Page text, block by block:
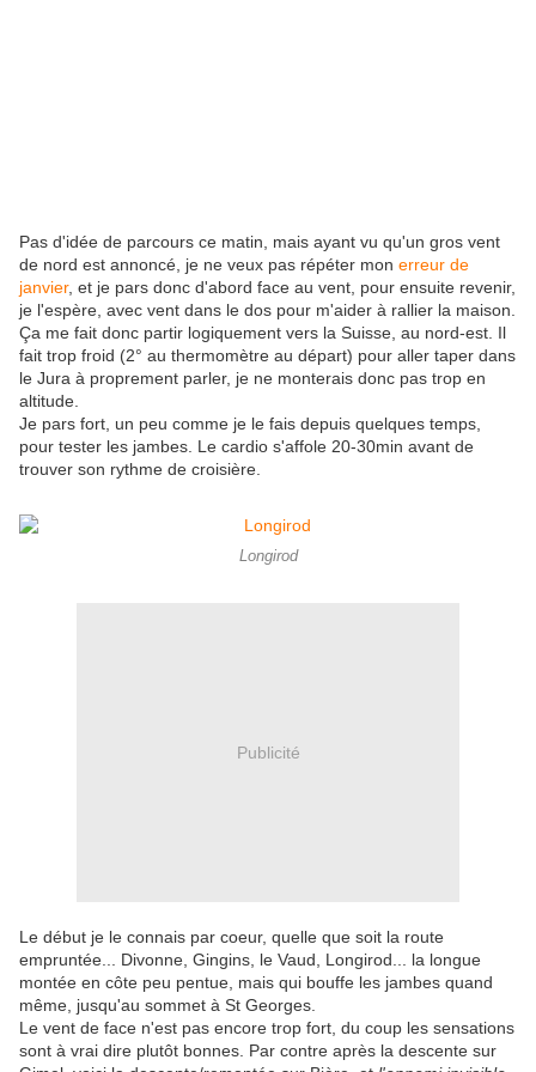
Pas d'idée de parcours ce matin, mais ayant vu qu'un gros vent
de nord est annoncé, je ne veux pas répéter mon erreur de
janvier, et je pars donc d'abord face au vent, pour ensuite revenir,
je l'espère, avec vent dans le dos pour m'aider à rallier la maison.
Ça me fait donc partir logiquement vers la Suisse, au nord-est. Il
fait trop froid (2° au thermomètre au départ) pour aller taper dans
le Jura à proprement parler, je ne monterais donc pas trop en
altitude.
Je pars fort, un peu comme je le fais depuis quelques temps,
pour tester les jambes. Le cardio s'affole 20-30min avant de
trouver son rythme de croisière.
Longirod
Publicité
Le début je le connais par coeur, quelle que soit la route
empruntée... Divonne, Gingins, le Vaud, Longirod... la longue
montée en côte peu pentue, mais qui bouffe les jambes quand
même, jusqu'au sommet à St Georges.
Le vent de face n'est pas encore trop fort, du coup les sensations
sont à vrai dire plutôt bonnes. Par contre après la descente sur